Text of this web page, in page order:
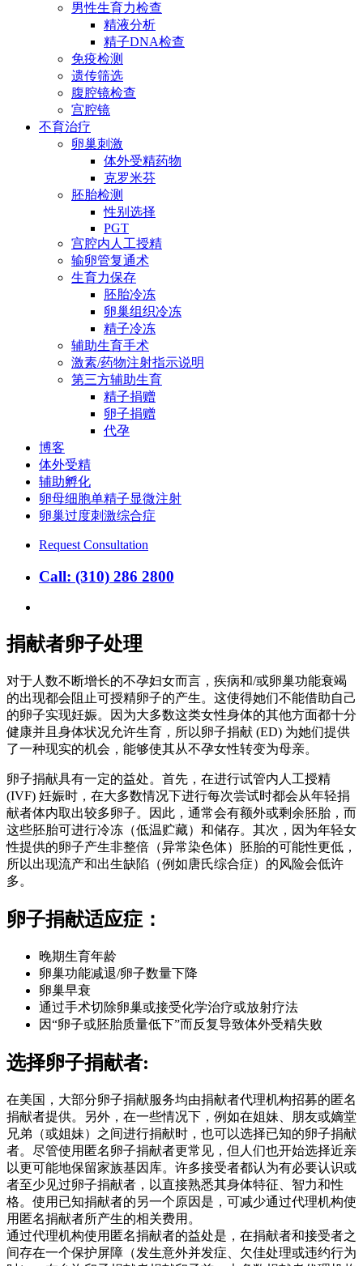
男性生育力检查
精液分析
精子DNA检查
免疫检测
遗传筛选
腹腔镜检查
宫腔镜
不育治疗
卵巢刺激
体外受精药物
克罗米芬
胚胎检测
性别选择
PGT
宫腔内人工授精
输卵管复通术
生育力保存
胚胎冷冻
卵巢组织冷冻
精子冷冻
辅助生育手术
激素/药物注射指示说明
第三方辅助生育
精子捐赠
卵子捐赠
代孕
博客
体外受精
辅助孵化
卵母细胞单精子显微注射
卵巢过度刺激综合症
Request Consultation
Call: (310) 286 2800
捐献者卵子处理
对于人数不断增长的不孕妇女而言，疾病和/或卵巢功能衰竭
的出现都会阻止可授精卵子的产生。这使得她们不能借助自己
的卵子实现妊娠。因为大多数这类女性身体的其他方面都十分
健康并且身体状况允许生育，所以卵子捐献 (ED) 为她们提供
了一种现实的机会，能够使其从不孕女性转变为母亲。
卵子捐献具有一定的益处。首先，在进行试管内人工授精
(IVF) 妊娠时，在大多数情况下进行每次尝试时都会从年轻捐
献者体内取出较多卵子。因此，通常会有额外或剩余胚胎，而
这些胚胎可进行冷冻（低温贮藏）和储存。其次，因为年轻女
性提供的卵子产生非整倍（异常染色体）胚胎的可能性更低，
所以出现流产和出生缺陷（例如唐氏综合症）的风险会低许
多。
卵子捐献适应症：
晚期生育年龄
卵巢功能减退/卵子数量下降
卵巢早衰
通过手术切除卵巢或接受化学治疗或放射疗法
因“卵子或胚胎质量低下”而反复导致体外受精失败
选择卵子捐献者:
在美国，大部分卵子捐献服务均由捐献者代理机构招募的匿名
捐献者提供。另外，在一些情况下，例如在姐妹、朋友或嫡堂
兄弟（或姐妹）之间进行捐献时，也可以选择已知的卵子捐献
者。尽管使用匿名卵子捐献者更常见，但人们也开始选择近亲
以更可能地保留家族基因库。许多接受者都认为有必要认识或
者至少见过卵子捐献者，以直接熟悉其身体特征、智力和性
格。使用已知捐献者的另一个原因是，可减少通过代理机构使
用匿名捐献者所产生的相关费用。
通过代理机构使用匿名捐献者的益处是，在捐献者和接受者之
间存在一个保护屏障（发生意外并发症、欠佳处理或违约行为